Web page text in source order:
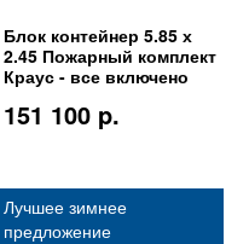
Блок контейнер 5.85 х
2.45 Пожарный комплект
Краус - все включено
151 100 p.
Лучшее зимнее
предложение